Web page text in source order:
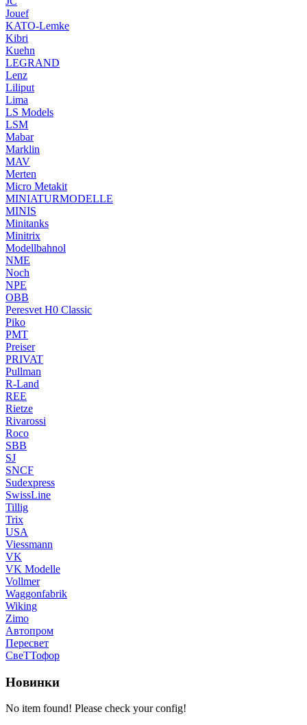
Jouef
KATO-Lemke
Kibri
Kuehn
LEGRAND
Lenz
Liliput
Lima
LS Models
LSM
Mabar
Marklin
MAV
Merten
Micro Metakit
MINIATURMODELLE
MINIS
Minitanks
Minitrix
Modellbahnol
NME
Noch
NPE
OBB
Peresvet H0 Classic
Piko
PMT
Preiser
PRIVAT
Pullman
R-Land
REE
Rietze
Rivarossi
Roco
SBB
SJ
SNCF
Sudexpress
SwissLine
Tillig
Trix
USA
Viessmann
VK
VK Modelle
Vollmer
Waggonfabrik
Wiking
Zimo
Автопром
Пересвет
СвеТТофор
Новинки
No item found! Please check your config!